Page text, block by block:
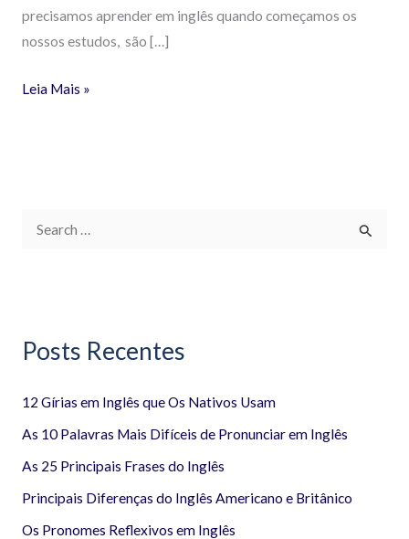
precisamos aprender em inglês quando começamos os
nossos estudos, são […]
Leia Mais »
u
s
a
r
Posts Recentes
12 Gírias em Inglês que Os Nativos Usam
As 10 Palavras Mais Difíceis de Pronunciar em Inglês
As 25 Principais Frases do Inglês
Principais Diferenças do Inglês Americano e Britânico
Os Pronomes Reflexivos em Inglês